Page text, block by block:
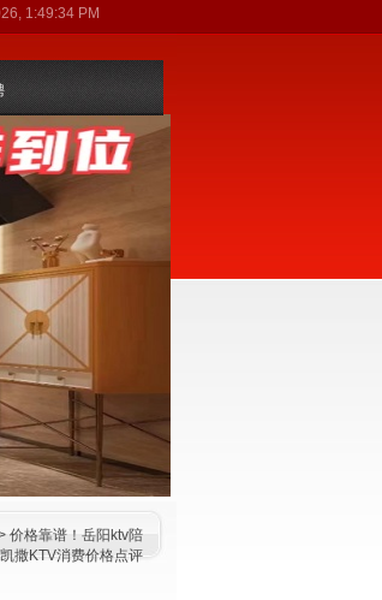
1:49:35 PM
价格靠谱！岳阳ktv陪
撒KTV消费价格点评